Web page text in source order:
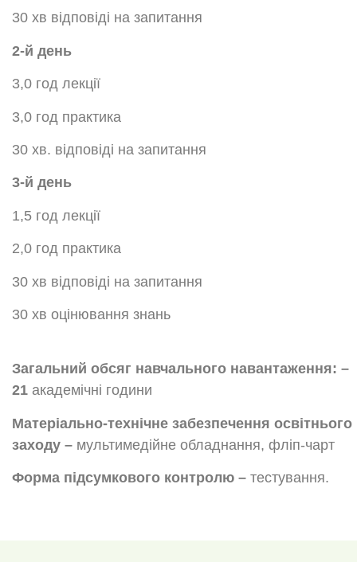
30 хв відповіді на запитання
2-й день
3,0 год лекції
3,0 год практика
30 хв. відповіді на запитання
3-й день
1,5 год лекції
2,0 год практика
30 хв відповіді на запитання
30 хв оцінювання знань
Загальний обсяг навчального навантаження: –
21 академічні години
Матеріально-технічне забезпечення освітнього
заходу – мультимедійне обладнання, фліп-чарт
Форма підсумкового контролю – тестування.